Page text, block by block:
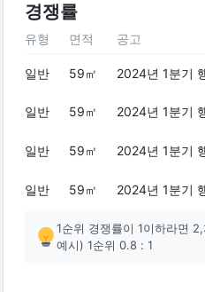
경쟁률
유형 면적 공고
일반 59㎡ 2024년 1분기
일반 59㎡ 2024년 1분기
일반 59㎡ 2024년 1분기
일반 59㎡ 2024년 1분기
1순위 경쟁률이 1이하라면
예시) 1순위 0.8 : 1